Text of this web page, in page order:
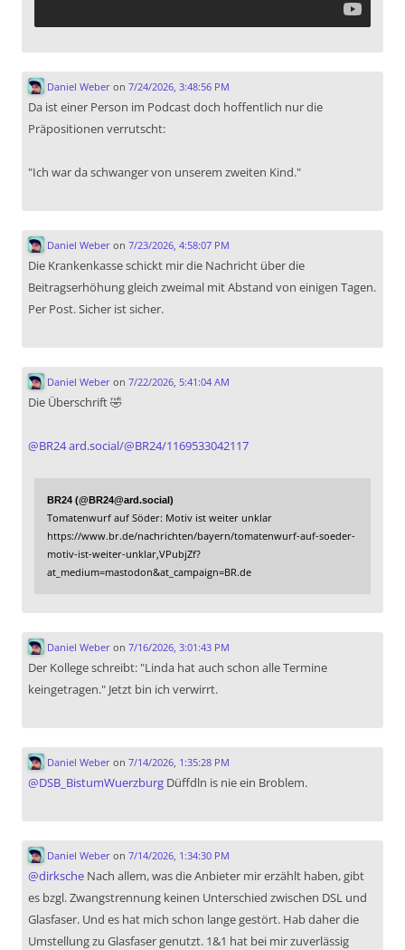
Daniel Weberon 7/24/2026, 3:48:56 PM
Da ist einer Person im Podcast doch hoffentlich nur die
Präpositionen verrutscht:
"Ich war da schwanger von unserem zweiten Kind."
Daniel Weberon 7/23/2026, 4:58:07 PM
Die Krankenkasse schickt mir die Nachricht über die
Beitragserhöhung gleich zweimal mit Abstand von einigen Tagen.
Per Post. Sicher ist sicher.
Daniel Weberon 7/22/2026, 5:41:04 AM
Die Überschrift 🤣
@BR24ard.social/@BR24/1169533042117
BR24 (@BR24@ard.social)
Tomatenwurf auf Söder: Motiv ist weiter unklar
https://www.br.de/nachrichten/bayern/tomatenwurf-auf-soeder-
motiv-ist-weiter-unklar,VPubjZf?
at_medium=mastodon&at_campaign=BR.de
Daniel Weberon 7/16/2026, 3:01:43 PM
Der Kollege schreibt: "Linda hat auch schon alle Termine
keingetragen." Jetzt bin ich verwirrt.
Daniel Weberon 7/14/2026, 1:35:28 PM
@DSB_BistumWuerzburg Düffdln is nie ein Broblem.
Daniel Weberon 7/14/2026, 1:34:30 PM
@dirksche Nach allem, was die Anbieter mir erzählt haben, gibt
es bzgl. Zwangstrennung keinen Unterschied zwischen DSL und
Glasfaser. Und es hat mich schon lange gestört. Hab daher die
Umstellung zu Glasfaser genutzt. 1&1 hat bei mir zuverlässig